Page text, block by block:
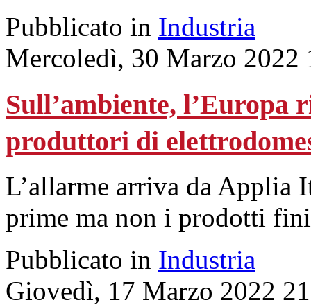
Pubblicato in Industria
Mercoledì, 30 Marzo 2022
Sull’ambiente, l’Europa
produttori di
L’allarme arriva da Applia
prime ma non i prodotti
Pubblicato in Industria
Giovedì, 17 Marzo 2022